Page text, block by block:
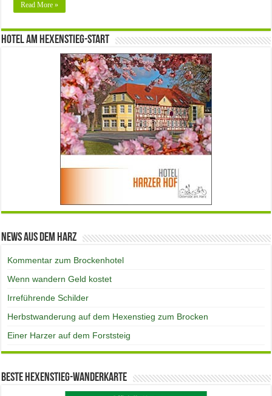
Read More »
Hotel am Hexenstieg-Start
News aus dem Harz
Kommentar zum Brockenhotel
Wenn wandern Geld kostet
Irreführende Schilder
Herbstwanderung auf dem Hexenstieg zum Brocken
Einer Harzer auf dem Forststeig
Beste Hexenstieg-Wanderkarte